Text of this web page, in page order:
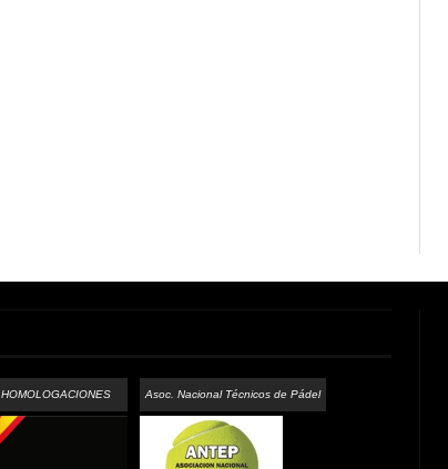
HOMOLOGACIONES Asoc. Nacional Técnicos de Pádel